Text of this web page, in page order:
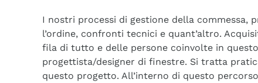
I nostri processi di gestione della commessa,
l’ordine, confronti tecnici e quant’altro.
fila di tutto e delle persone coinvolte in
progettista/designer di finestre. Si tratta
questo progetto. All’interno di questo